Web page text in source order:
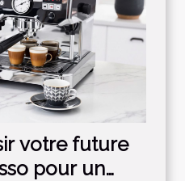
votre future
pour un